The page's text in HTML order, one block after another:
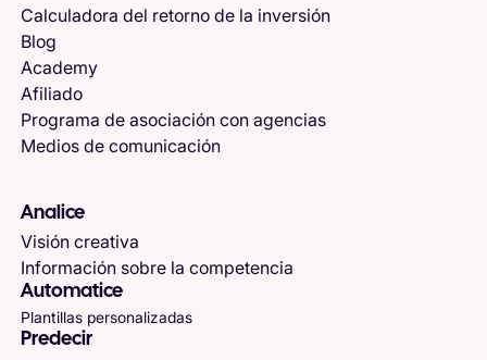
Calculadora del retorno de la inversión
Blog
Academy
Afiliado
Programa de asociación con agencias
Medios de comunicación
Analice
Visión creativa
Información sobre la competencia
Automatice
Plantillas personalizadas
Predecir